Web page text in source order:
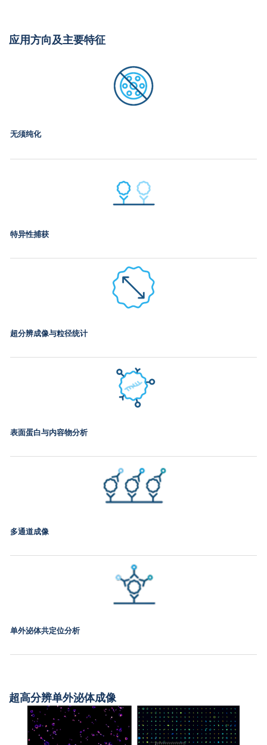
应用方向及主要特征
无须纯化
特异性捕获
超分辨成像与粒径统计
表面蛋白与内容物分析
多通道成像
单外泌体共定位分析
超高分辨单外泌体成像